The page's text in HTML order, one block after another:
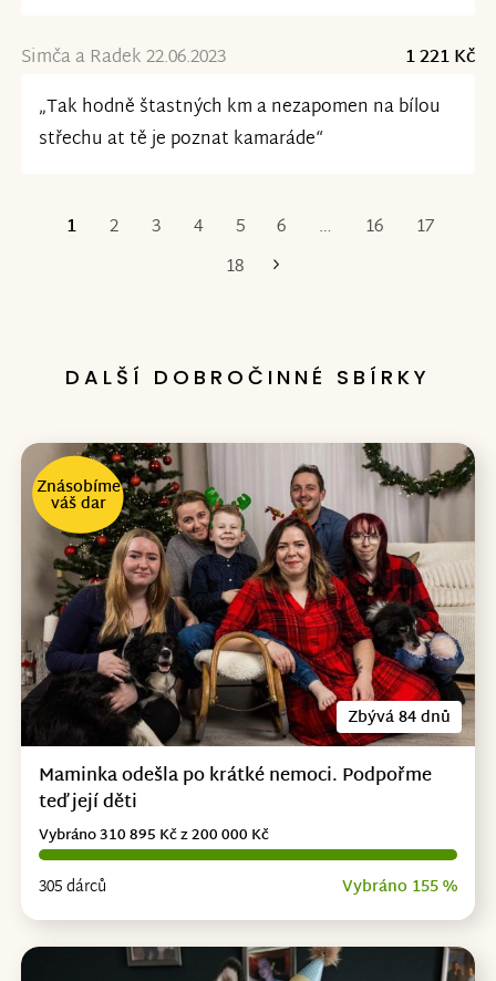
Simča a Radek 22.06.2023
1 221 Kč
„Tak hodně štastných km a nezapomen na bílou
střechu at tě je poznat kamaráde“
1 2 3 4 5 6 … 16
17
18
Poslední
DALŠÍ DOBROČINNÉ SBÍRKY
Zbývá 84 dnů
Znásobíme
váš dar
Maminka odešla po krátké nemoci. Podpořme
teď její děti
305 dárců Vybráno 155 %
Vybráno 310 895 Kč z 200 000 Kč